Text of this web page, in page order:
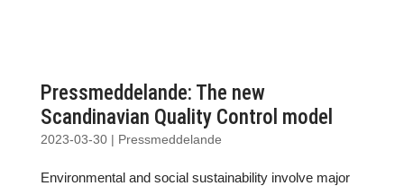
Pressmeddelande: The new
Scandinavian Quality Control model
2023-03-30| Pressmeddelande
Environmental and social sustainability involve major